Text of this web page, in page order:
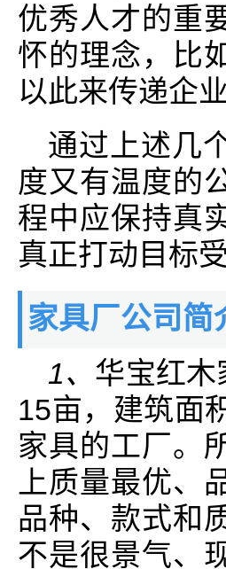
优秀人才的重
怀的理念，比
以此来传递企
通过上述几
度又有温度的
程中应保持真
真正打动目标
家具厂公司简
1、 华宝红木
15亩，建筑面
家具的工厂。
上质量最优、
品种、款式和
不是很景气、